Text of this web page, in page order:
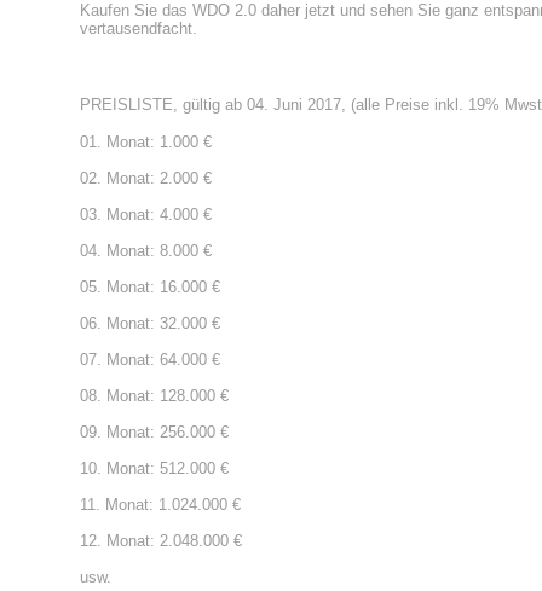
Kaufen Sie das WDO 2.0 daher jetzt und sehen Sie ganz
vertausendfacht.
PREISLISTE, gültig ab 04. Juni 2017, (alle Preise inkl. 19%
01. Monat: 1.000 €
02. Monat: 2.000 €
03. Monat: 4.000 €
04. Monat: 8.000 €
05. Monat: 16.000 €
06. Monat: 32.000 €
07. Monat: 64.000 €
08. Monat: 128.000 €
09. Monat: 256.000 €
10. Monat: 512.000 €
11. Monat: 1.024.000 €
12. Monat: 2.048.000 €
usw.